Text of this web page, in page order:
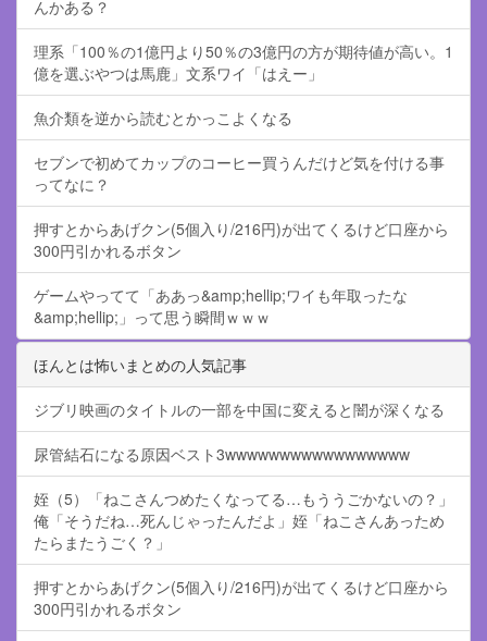
んかある？
理系「100％の1億円より50％の3億円の方が期待値が高い。1
億を選ぶやつは馬鹿」文系ワイ「はえー」
魚介類を逆から読むとかっこよくなる
セブンで初めてカップのコーヒー買うんだけど気を付ける事
ってなに？
押すとからあげクン(5個入り/216円)が出てくるけど口座から
300円引かれるボタン
ゲームやってて「ああっ&amp;hellip;ワイも年取ったな
&amp;hellip;」って思う瞬間ｗｗｗ
ほんとは怖いまとめの人気記事
ジブリ映画のタイトルの一部を中国に変えると闇が深くなる
尿管結石になる原因ベスト3wwwwwwwwwwwwwwwww
姪（5）「ねこさんつめたくなってる…もううごかないの？」
俺「そうだね…死んじゃったんだよ」姪「ねこさんあっため
たらまたうごく？」
押すとからあげクン(5個入り/216円)が出てくるけど口座から
300円引かれるボタン